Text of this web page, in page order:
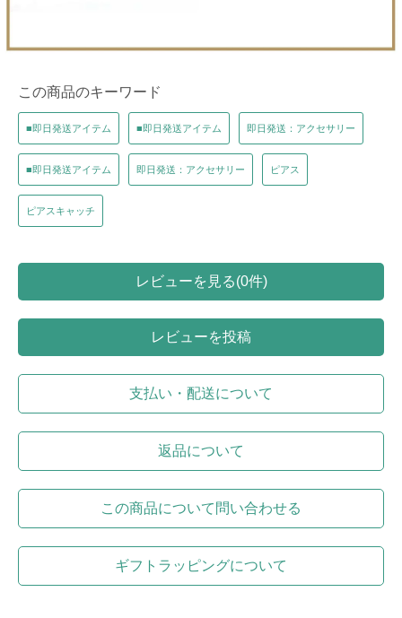
この商品のキーワード
■即日発送アイテム ■即日発送アイテム 即日発送：アクセサリー
■即日発送アイテム 即日発送：アクセサリー ピアス
ピアスキャッチ
レビューを見る(0件)
レビューを投稿
支払い・配送について
返品について
この商品について問い合わせる
ギフトラッピングについて